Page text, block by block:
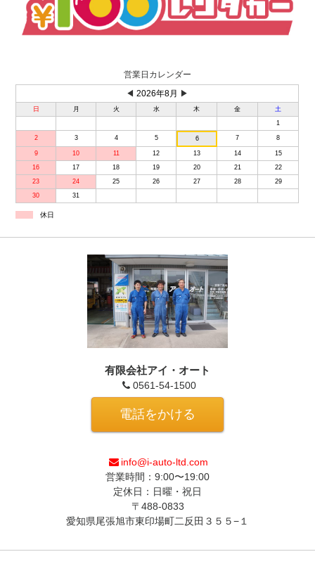
営業日カレンダー
◀ 2026年8月 ▶
日 月 火 水 木 金
土
1
2 3 4 5 6 7 8
9 10 11 12 13 14
15
16
17 18 19 20 21
22
23
24 25 26 27 28
29
30
31
休日
有限会社アイ・オート
0561-54-1500
電話をかける
info@i-auto-ltd.com
営業時間：9:00〜19:00
定休日：日曜・祝日
〒488-0833
愛知県尾張旭市東印場町二反田３５５−１